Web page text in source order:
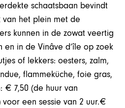
schaatsbaan bevindt
van het plein met de
kunnen in de zowat veertig
en in de Vinâve d’île op zoek
of lekkers: oesters, zalm,
flammeküche, foie gras,
€ 7,50 (de huur van
een sessie van 2 uur.€